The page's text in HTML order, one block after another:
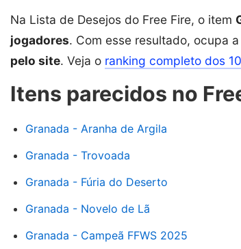
Na Lista de Desejos do Free Fire, o item
jogadores. Com esse resultado, ocupa a
pelo site. Veja o ranking completo dos
Itens parecidos no
Granada - Aranha de Argila
Granada - Trovoada
Granada - Fúria do Deserto
Granada - Novelo de Lã
Granada - Campeã FFWS 2025